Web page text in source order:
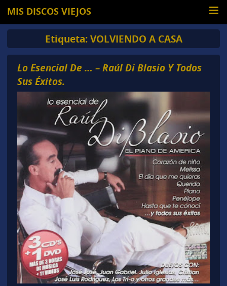
MIS DISCOS VIEJOS
Etiqueta:VOLVIENDO A CASA
Lo Esencial De … – Raúl Di Blasio Y Todos
Sus Éxitos.